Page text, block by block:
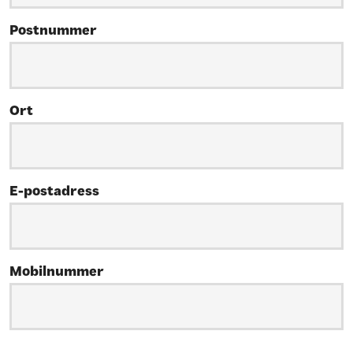
Postnummer
Ort
E-postadress
Mobilnummer